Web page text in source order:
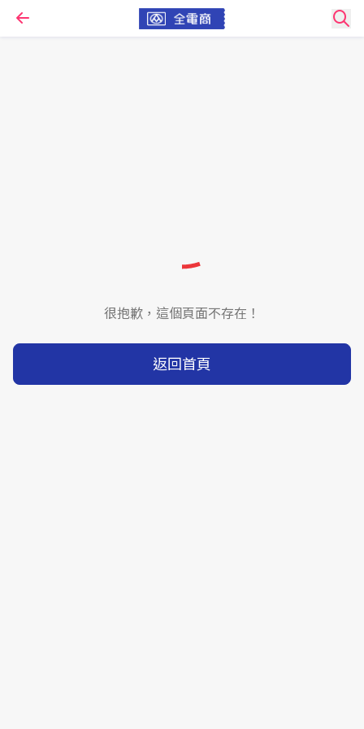
很抱歉，這個頁面不存在！
返回首頁